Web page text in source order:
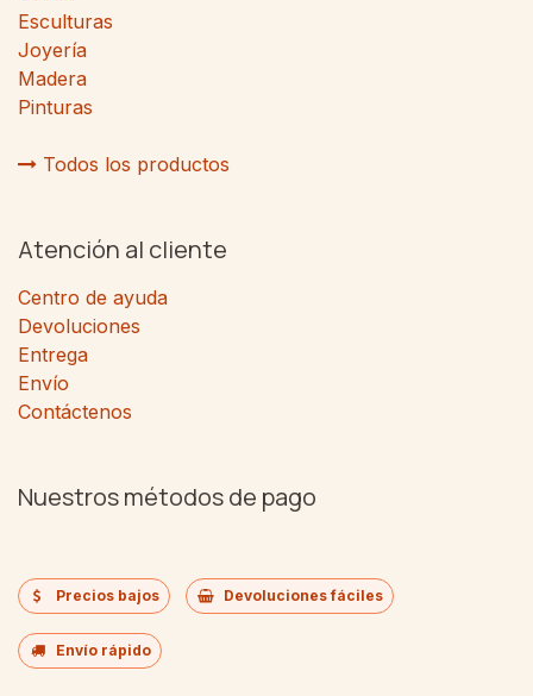
Esculturas
Joyería
Madera
Pinturas
Todos los productos
Atención al cliente
Centro de ayuda
Devoluciones
Entrega
Envío
Contáctenos
Nuestros métodos de pago
Precios bajos Devoluciones fáciles
Envío rápido